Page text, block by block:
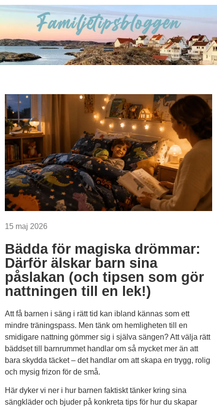
15 maj 2026
Bädda för magiska drömmar:
Därför älskar barn sina
påslakan (och tipsen som gör
nattningen till en lek!)
Att få barnen i säng i rätt tid kan ibland kännas som ett
mindre träningspass. Men tänk om hemligheten till en
smidigare nattning gömmer sig i själva sängen? Att välja rätt
bäddset till barnrummet handlar om så mycket mer än att
bara skydda täcket – det handlar om att skapa en trygg, rolig
och mysig frizon för de små.
Här dyker vi ner i hur barnen faktiskt tänker kring sina
sängkläder och bjuder på konkreta tips för hur du skapar